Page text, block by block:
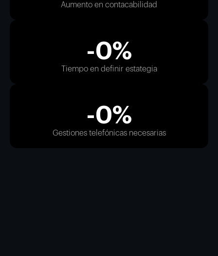
Aumento en contacabilidad
Tiempo en definir estategia
-0%
Gestiones telefónicas necesarias
-0%